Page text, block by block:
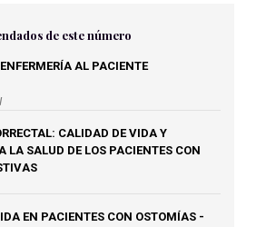
de este número
AL PACIENTE
CALIDAD DE VIDA Y
LA SALUD DE LOS PACIENTES CON
EN PACIENTES CON OSTOMÍAS -